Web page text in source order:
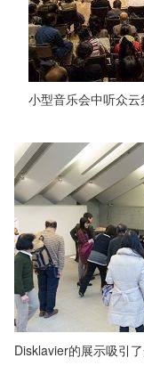
小型音乐会中听众云
Disklavier的展示吸引